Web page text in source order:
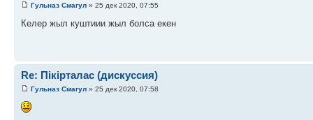
Гульназ Смагул » 25 дек 2020, 07:55
Келер жыл куштиии жыл болса екен
Re: Пікірталас (дискуссия)
Гульназ Смагул » 25 дек 2020, 07:58